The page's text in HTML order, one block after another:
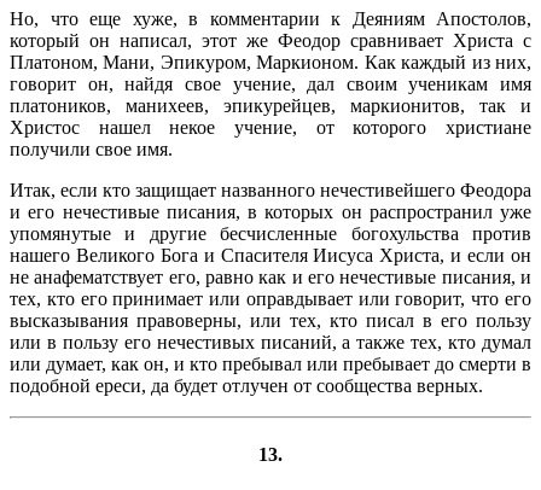
Но, что еще хуже, в комментарии к Деяниям Апостолов,
который он написал, этот же Феодор сравнивает Христа с
Платоном, Мани, Эпикуром, Маркионом. Как каждый из них,
говорит он, найдя свое учение, дал своим ученикам имя
платоников, манихеев, эпикурейцев, маркионитов, так и
Христос нашел некое учение, от которого христиане
получили свое имя.
Итак, если кто защищает названного нечестивейшего Феодора
и его нечестивые писания, в которых он распространил уже
упомянутые и другие бесчисленные богохульства против
нашего Великого Бога и Спасителя Иисуса Христа, и если он
не анафематствует его, равно как и его нечестивые писания, и
тех, кто его принимает или оправдывает или говорит, что его
высказывания правоверны, или тех, кто писал в его пользу
или в пользу его нечестивых писаний, а также тех, кто думал
или думает, как он, и кто пребывал или пребывает до смерти в
подобной ереси, да будет отлучен от сообщества верных.
13.